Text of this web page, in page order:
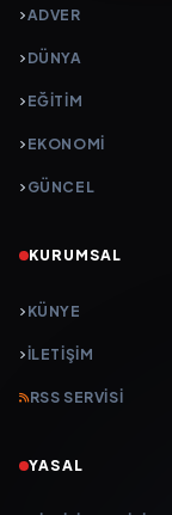
ADVER
DÜNYA
EĞİTİM
EKONOMİ
GÜNCEL
KURUMSAL
KÜNYE
İLETIŞIM
RSS SERVISI
YASAL